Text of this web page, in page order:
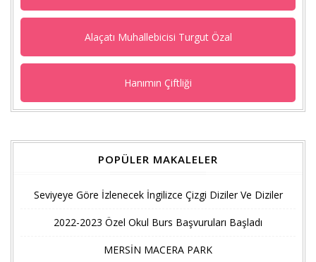
Alaçatı Muhallebicisi Turgut Özal
Hanımın Çiftliği
POPÜLER MAKALELER
Seviyeye Göre İzlenecek İngilizce Çizgi Diziler Ve Diziler
2022-2023 Özel Okul Burs Başvuruları Başladı
MERSİN MACERA PARK